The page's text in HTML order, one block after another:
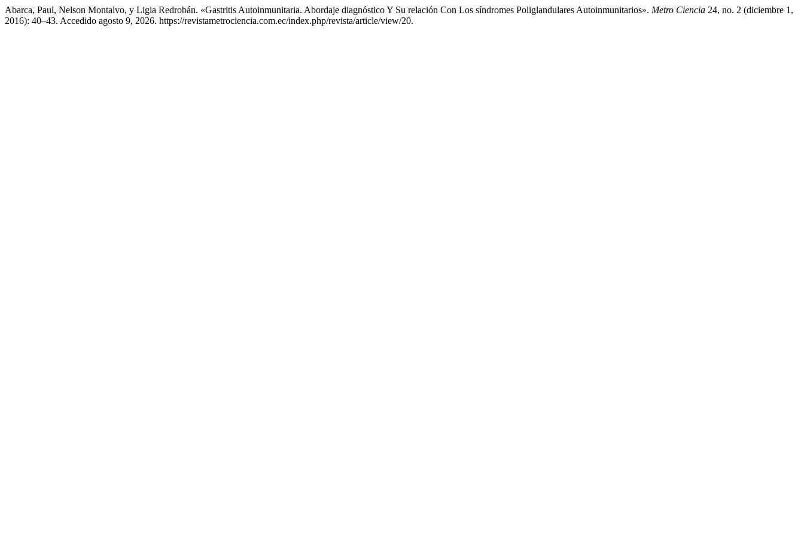
Abarca, Paul, Nelson Montalvo, y Ligia Redrobán. «Gastritis Autoinmunitaria. Abordaje diagnóstico Y Su relación Con Los síndromes Poliglandulares Autoinmunitarios». Metro Ciencia 24, no. 2 (diciembre 1,
2016): 40–43. Accedido agosto 9, 2026. https://revistametrociencia.com.ec/index.php/revista/article/view/20.